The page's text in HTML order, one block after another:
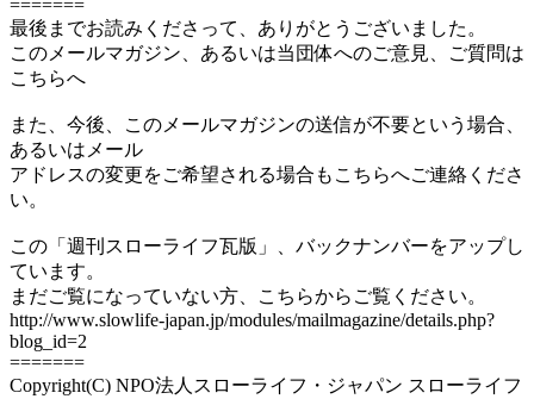
=======
最後までお読みくださって、ありがとうございました。
このメールマガジン、あるいは当団体へのご意見、ご質問は
こちらへ
また、今後、このメールマガジンの送信が不要という場合、
あるいはメール
アドレスの変更をご希望される場合もこちらへご連絡くださ
い。
この「週刊スローライフ瓦版」、バックナンバーをアップし
ています。
まだご覧になっていない方、こちらからご覧ください。
http://www.slowlife-japan.jp/modules/mailmagazine/details.php?
blog_id=2
=======
Copyright(C) NPO法人スローライフ・ジャパン スローライフ